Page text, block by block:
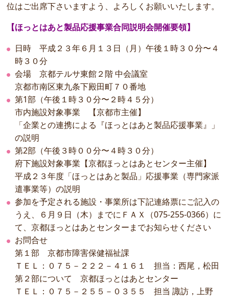
位はご出席下さいますよう、よろしくお願いいたします。
【ほっとはあと製品応援事業合同説明会開催要領】
日時 平成２３年６月１３日（月）午後１時３０分〜４
時３０分
会場 京都テルサ東館２階 中会議室
京都市南区東九条下殿田町７０番地
第1部（午後１時３０分〜２時４５分）
市内施設対象事業 【京都市主催】
「企業との連携による『ほっとはあと製品応援事業』」
の説明
第2部（午後３時００分〜４時３０分）
府下施設対象事業【京都ほっとはあとセンター主催】
平成２３年度「ほっとはあと製品」応援事業（専門家派
遣事業等）の説明
参加を予定される施設・事業所は下記連絡票にご記入の
うえ、６月９日（木）までにＦＡＸ（075‐255-0366）に
て、京都ほっとはあとセンターまでお知らせください
お問合せ
第１部 京都市障害保健福祉課
ＴＥＬ：０７５－２２２－４１６１ 担当：西尾，松田
第２部について 京都ほっとはあとセンター
ＴＥＬ：０７５－２５５－０３５５ 担当 諏訪，上野